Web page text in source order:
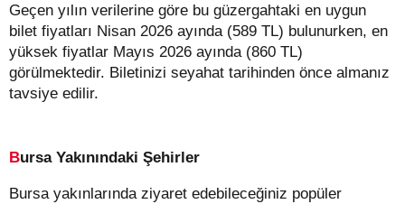
Geçen yılın verilerine göre bu güzergahtaki en uygun
bilet fiyatları Nisan 2026 ayında (589 TL) bulunurken, en
yüksek fiyatlar Mayıs 2026 ayında (860 TL)
görülmektedir. Biletinizi seyahat tarihinden önce almanız
tavsiye edilir.
Bursa Yakınındaki Şehirler
Bursa yakınlarında ziyaret edebileceğiniz popüler